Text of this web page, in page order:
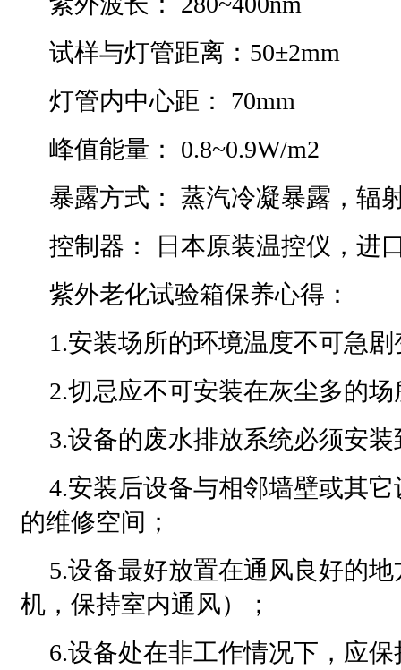
试样与灯管距离：50±2mm
灯管内中心距： 70mm
峰值能量： 0.8~0.9W/m2
暴露方式： 蒸汽冷凝暴露，辐
控制器： 日本原装温控仪，进
紫外老化试验箱保养心得：
1.安装场所的环境温度不可急
2.切忌应不可安装在灰尘多的场
3.设备的废水排放系统必须安装
4.安装后设备与相邻墙壁或其
的维修空间；
5.设备最好放置在通风良好的
机，保持室内通风）；
6.设备处在非工作情况下，应